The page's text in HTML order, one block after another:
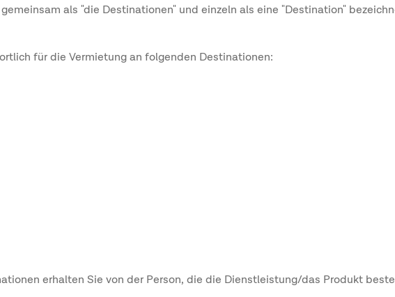
als "die Destinationen" und einzeln als eine "Destination"
für die Vermietung an folgenden Destinationen:
erhalten Sie von der Person, die die Dienstleistung/das Produkt